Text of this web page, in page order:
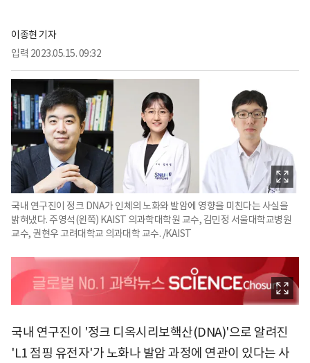
이종현 기자
입력 2023.05.15. 09:32
국내 연구진이 정크 DNA가 인체의 노화와 발암에 영향을 미친다는 사실을
밝혀냈다. 주영석(왼쪽) KAIST 의과학대학원 교수, 김민정 서울대학교병원
교수, 권현우 고려대학교 의과대학 교수. /KAIST
국내 연구진이 '정크 디옥시리보핵산(DNA)'으로 알려진
'L1 점핑 유전자'가 노화나 발암 과정에 연관이 있다는 사